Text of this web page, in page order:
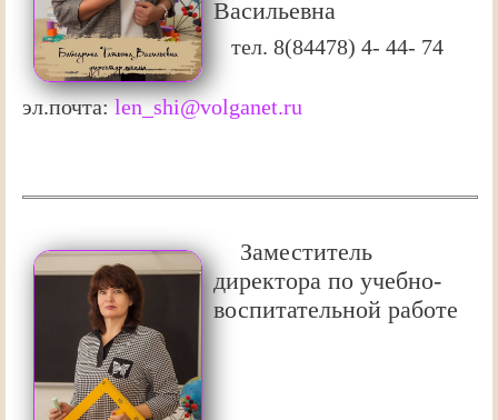
Васильевна
тел. 8(84478) 4- 44- 74
эл.почта:len_shi@volganet.ru
Заместитель
директора по учебно-
воспитательной работе